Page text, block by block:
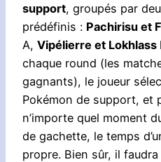
support, groupés par
prédéfinis : Pachirisu et
A, Vipélierre et Lokhlass
chaque round (les
gagnants), le joueur
Pokémon de support, et
n’importe quel moment
de gachette, le temps
propre. Bien sûr, il